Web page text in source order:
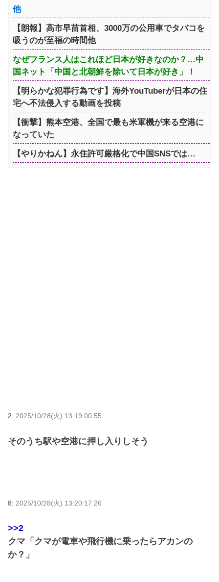
他
【朗報】高市早苗首相、3000万の公用車でタバコを
吸うのが至福の時間他
なぜフランス人はこれほど日本が好きなのか？…中
国ネット「中国と北朝鮮を除いて日本が好き」！
【明らかな犯罪行為です】海外YouTuberが日本の住
宅へ不法侵入する動画を投稿
【衝撃】熊本空港、全国で最も米軍機が来る空港に
なっていた
【やりかねん】永住許可厳格化で中国SNSでは…
2: 2025/10/28(火) 13:19:00.55
そのうち駅や空港に押し入りしそう
8: 2025/10/28(火) 13:20:17.26
>>2
クマ「クマが電車や飛行機に乗ったらアカンの
か？」